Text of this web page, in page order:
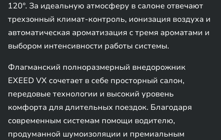
120°. За идеальную атмосферу в салоне отвечают
трехзонный климат-контроль, ионизация воздуха и
автоматическая ароматизация с тремя ароматами и
выбором интенсивности работы системы.
Флагманский полноразмерный внедорожник
EXEED VX сочетает в себе просторный салон,
передовые технологии и высокий уровень
комфорта для длительных поездок. Благодаря
современным системам помощи водителю,
продуманной шумоизоляции и премиальным